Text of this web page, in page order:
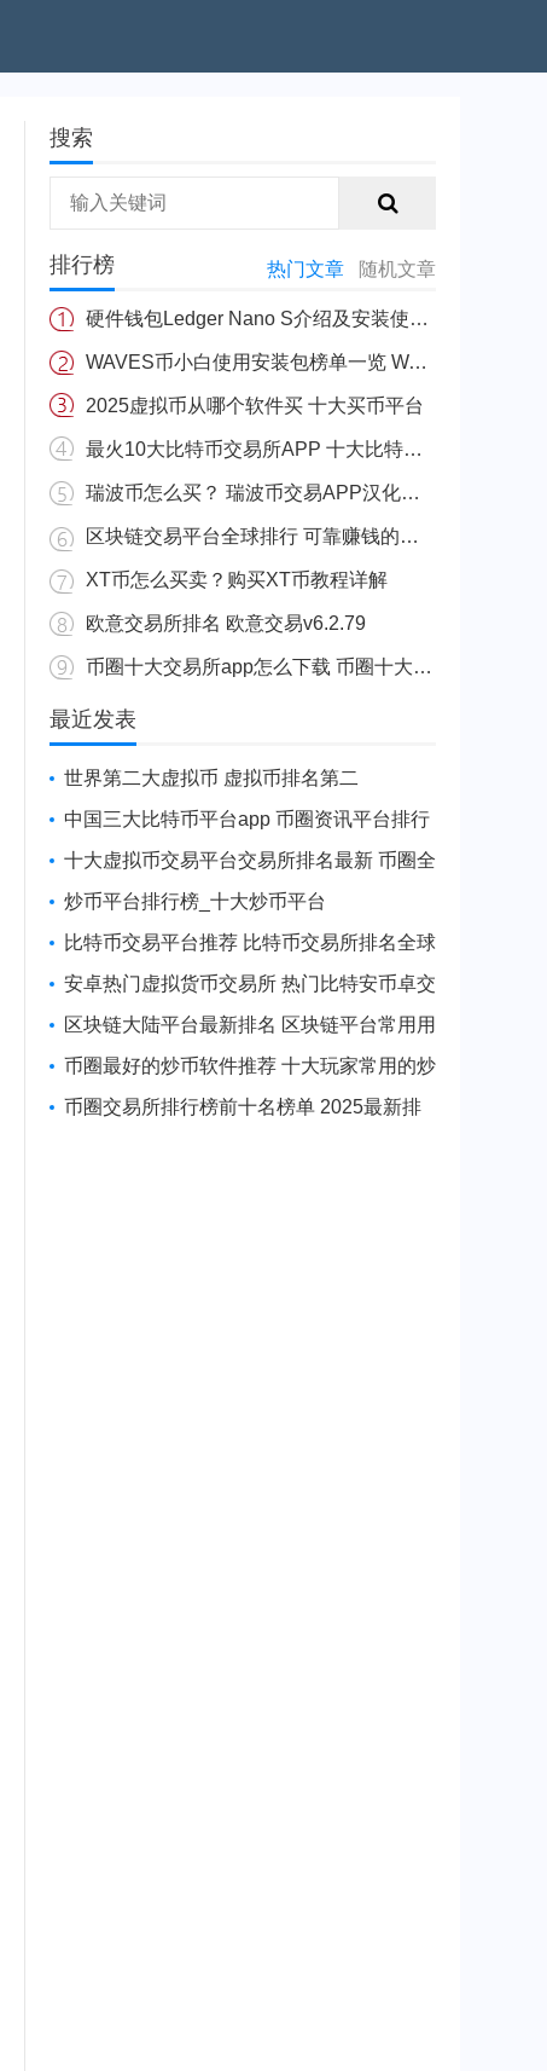
搜索
排行榜 热门文章 随机文章
硬件钱包Ledger Nano S介绍及安装使用教程
WAVES币小白使用安装包榜单一览 WAVES安币装包免费正规十大盘点
2025虚拟币从哪个软件买 十大买币平台
最火10大比特币交易所APP 十大比特币量化交易所排行
瑞波币怎么买？ 瑞波币交易APP汉化版v3.5.8
区块链交易平台全球排行 可靠赚钱的区块链app
XT币怎么买卖？购买XT币教程详解
欧意交易所排名 欧意交易v6.2.79
币圈十大交易所app怎么下载 币圈十大交易所app下载网站最新
最近发表
世界第二大虚拟币 虚拟币排名第二
中国三大比特币平台app 币圈资讯平台排行
十大虚拟币交易平台交易所排名最新 币圈全
球10大比特币平台排名
炒币平台排行榜_十大炒币平台
比特币交易平台推荐 比特币交易所排名全球
安卓热门虚拟货币交易所 热门比特安币卓交
易所排行榜
区块链大陆平台最新排名 区块链平台常用用
户量排名
币圈最好的炒币软件推荐 十大玩家常用的炒
币软件一览
币圈交易所排行榜前十名榜单 2025最新排